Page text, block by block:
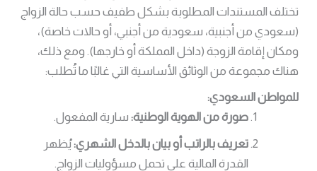
تختلف المستندات المطلوبة بشكل طفيف حسب حالة الزواج
(سعودي من أجنبية، سعودية من أجنبي، أو حالات خاصة)،
ومكان إقامة الزوجة (داخل المملكة أو خارجها). ومع ذلك،
هناك مجموعة من الوثائق الأساسية التي غالبًا ما تُطلب:
للمواطن السعودي:
صورة من الهوية الوطنية: سارية المفعول.
تعريف بالراتب أو بيان بالدخل الشهري:يُظهر
القدرة المالية على تحمل مسؤوليات الزواج.